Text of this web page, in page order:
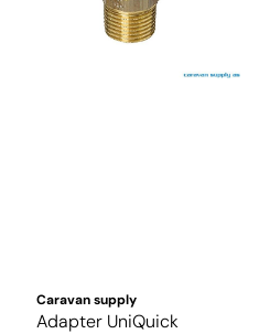
Caravan supply
Adapter UniQuick